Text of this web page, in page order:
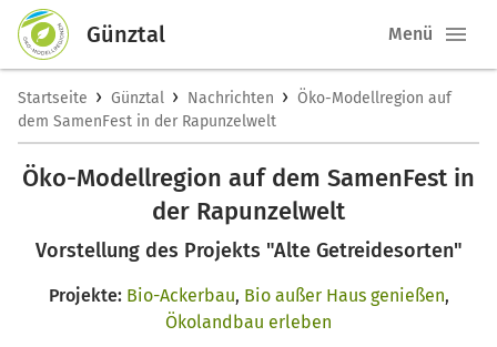
Günztal Menü
Startseite › Günztal › Nachrichten › Öko-Modellregion auf
dem SamenFest in der Rapunzelwelt
Öko-Modellregion auf dem SamenFest in
der Rapunzelwelt
Vorstellung des Projekts "Alte Getreidesorten"
Projekte: Bio-Ackerbau, Bio außer Haus genießen,
Ökolandbau erleben